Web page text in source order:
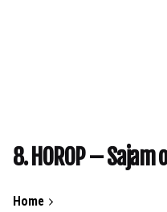
8. HOROP –
Home